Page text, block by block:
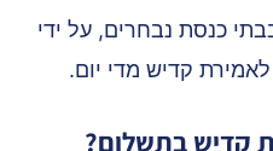
כנסת נבחרים, על ידי
קדיש מדי יום.
קדיש בתשלום?